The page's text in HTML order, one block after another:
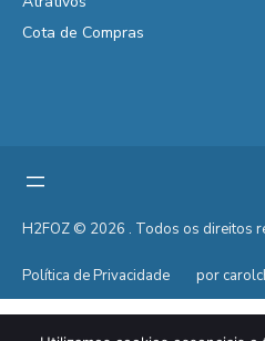
Cota de Compras
H2FOZ © 2026 . Todos os direitos
Política de Privacidade por